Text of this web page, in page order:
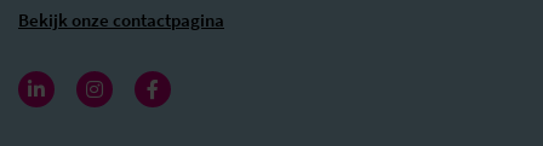
Bekijk onze contactpagina